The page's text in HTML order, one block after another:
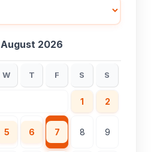
August 2026
W T F S S
1 2
5 6 7 8 9